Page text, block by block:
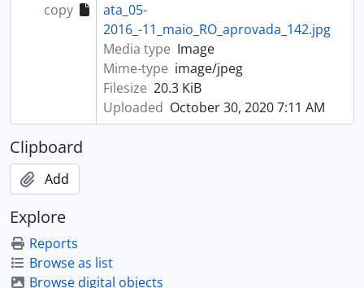
copy
ata_05-
2016_-11_maio_RO_aprovada_142.jpg
Media type Image
Mime-type image/jpeg
Filesize 20.3 KiB
Uploaded October 30, 2020 7:11 AM
Clipboard
Add
Explore
Reports
Browse as list
Browse digital objects